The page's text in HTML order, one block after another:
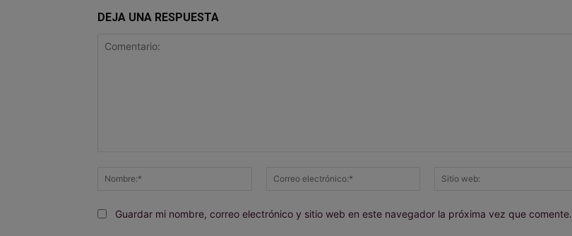
DEJA UNA RESPUESTA
Nombre:*
Correo
Guardar mi nombre, correo electrónico y sitio web en este navegador la próxima vez que comente.